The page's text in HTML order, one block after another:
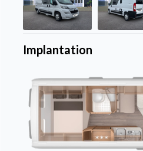
Implantation